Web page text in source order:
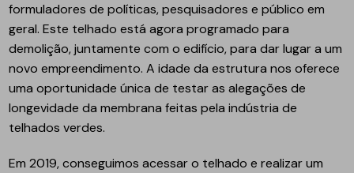
formuladores de políticas, pesquisadores e público em
geral. Este telhado está agora programado para
demolição, juntamente com o edifício, para dar lugar a um
novo empreendimento. A idade da estrutura nos oferece
uma oportunidade única de testar as alegações de
longevidade da membrana feitas pela indústria de
telhados verdes.
Em 2019, conseguimos acessar o telhado e realizar um